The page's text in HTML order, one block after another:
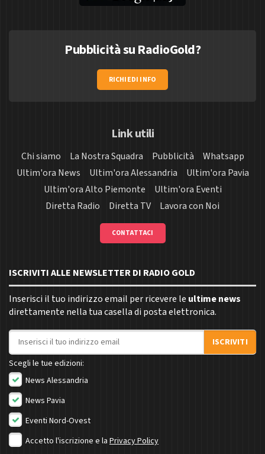
Pubblicità su RadioGold?
RICHIEDI INFO
Link utili
Chi siamo La Nostra Squadra Pubblicità
Whatsapp
Ultim'ora News
Ultim'ora Alessandria
Ultim'ora Pavia
Ultim'ora Alto Piemonte
Ultim'ora Eventi
Diretta Radio
Diretta TV Lavora con Noi
CONTATTACI
ISCRIVITI ALLE NEWSLETTER DI RADIO GOLD
Inserisci il tuo indirizzo email per ricevere le ultime news
direttamente nella tua casella di posta elettronica.
Indirizzo email
ISCRIVITI
Scegli le tue edizioni:
News Alessandria
News Pavia
Eventi Nord-Ovest
Accetto l'iscrizione e la Privacy Policy